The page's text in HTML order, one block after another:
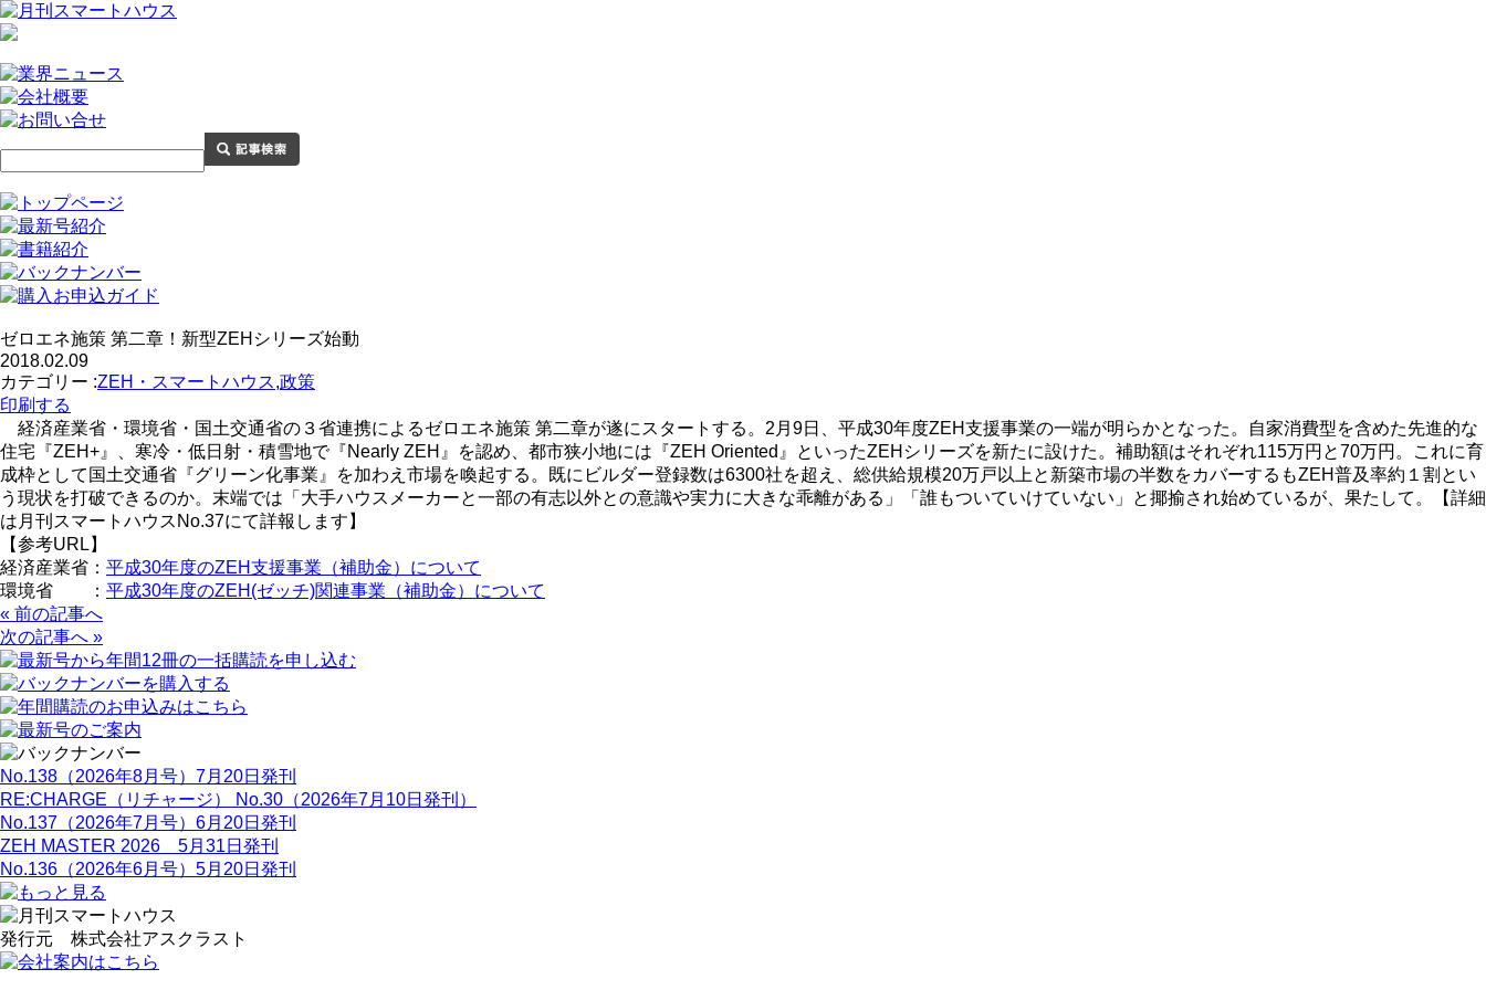
ゼロエネ施策 第二章！新型ZEHシリーズ始動
2018.02.09
カテゴリー :ZEH・スマートハウス,政策
印刷する
経済産業省・環境省・国土交通省の３省連携によるゼロエネ施策 第二章が遂にスタートする。2月9日、平成30年度ZEH支援事業の一端が明らかとなった。自家消費型を含めた先進的な
住宅『ZEH+』、寒冷・低日射・積雪地で『Nearly ZEH』を認め、都市狭小地には『ZEH Oriented』といったZEHシリーズを新たに設けた。補助額はそれぞれ115万円と70万円。これに育
成枠として国土交通省『グリーン化事業』を加わえ市場を喚起する。既にビルダー登録数は6300社を超え、総供給規模20万戸以上と新築市場の半数をカバーするもZEH普及率約１割とい
う現状を打破できるのか。末端では「大手ハウスメーカーと一部の有志以外との意識や実力に大きな乖離がある」「誰もついていけていない」と揶揄され始めているが、果たして。【詳細
は月刊スマートハウスNo.37にて詳報します】
【参考URL】
経済産業省： 平成30年度のZEH支援事業（補助金）について
環境省 ： 平成30年度のZEH(ゼッチ)関連事業（補助金）について
« 前の記事へ
次の記事へ »
No.138（2026年8月号）7月20日発刊
RE:CHARGE（リチャージ） No.30（2026年7月10日発刊）
No.137（2026年7月号）6月20日発刊
ZEH MASTER 2026 5月31日発刊
No.136（2026年6月号）5月20日発刊
発行元 株式会社アスクラスト